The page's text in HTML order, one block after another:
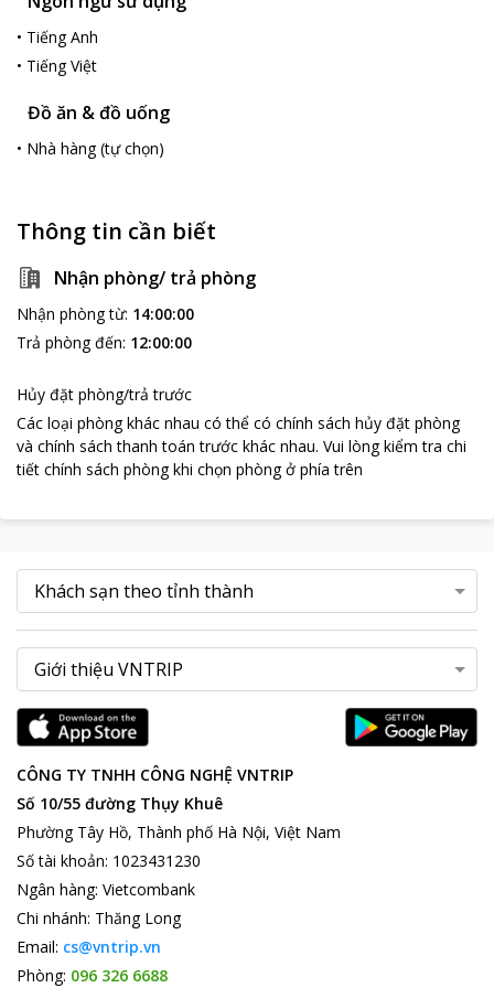
đặc trưng của khu vực phía Nam như: văn hoá Óc Eo, văn hoá
cổ đồng bằng sông Cửu Long, nghệ thuật Chăm Pa, Bến Nghé -
Sài Gòn, thành phần các dân tộc Việt Nam, văn hoá một số
nước Châu Á. Hàng năm Bảo tàng thu hút hàng vạn khách thăm
quan quốc tế cũng như trong nước.
• Tiếng Anh
• Tiếng Việt
Đồ ăn & đồ uống
• Nhà hàng (tự chọn)
Thông tin cần biết
Nhận phòng/ trả phòng
Nhận phòng từ: 14:00:00
Trả phòng đến: 12:00:00
Hủy đặt phòng/trả trước
Các loại phòng khác nhau có thể có chính sách hủy đặt phòng
và chính sách thanh toán trước khác nhau. Vui lòng kiểm tra chi
tiết chính sách phòng khi chọn phòng ở phía trên
CÔNG TY TNHH CÔNG NGHỆ VNTRIP
Số 10/55 đường Thụy Khuê
Phường Tây Hồ, Thành phố Hà Nội, Việt Nam
Số tài khoản: 1023431230
Ngân hàng: Vietcombank
Chi nhánh: Thăng Long
Email: cs@vntrip.vn
Phòng: 096 326 6688